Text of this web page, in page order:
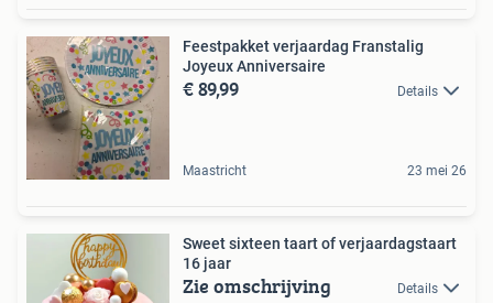
Feestpakket verjaardag Franstalig
Joyeux Anniversaire
€ 89,99 Details
Maastricht 23 mei 26
Sweet sixteen taart of verjaardagstaart
16 jaar
Zie omschrijving Details